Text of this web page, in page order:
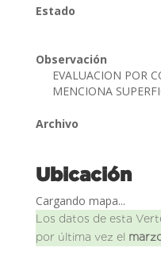
Estado
Observación
EVALUACION POR
MENCIONA
Archivo
Ubicación
Cargando mapa...
Los datos de esta
por última vez el